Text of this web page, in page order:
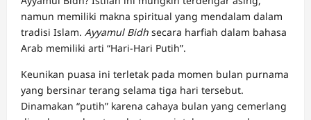
namun memiliki makna spiritual yang mendalam dalam
tradisi Islam. Ayyamul Bidh secara harfiah dalam bahasa
Arab memiliki arti “Hari-Hari Putih”.
Keunikan puasa ini terletak pada momen bulan purnama
yang bersinar terang selama tiga hari tersebut.
Dinamakan “putih” karena cahaya bulan yang cemerlang